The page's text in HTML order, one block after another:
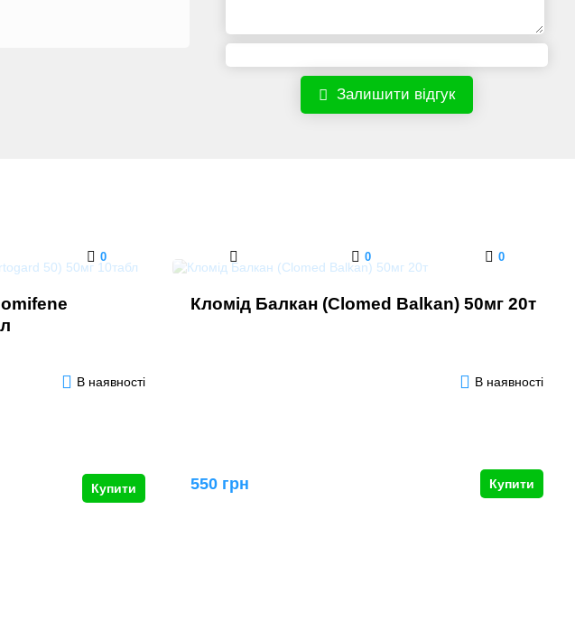
Залишити відгук
0
В наявності
Купити
0 0
Кломід Балкан (Clomed Balkan) 50мг 20т
В наявності
550 грн Купити